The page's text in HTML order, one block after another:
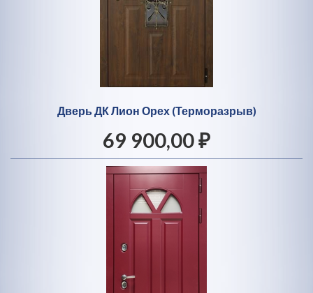
Дверь ДК Лион Орех (Терморазрыв)
69 900,00 ₽